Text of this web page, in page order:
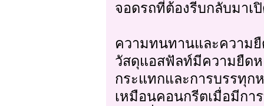
จอดรถที่ต้องรีบกลับมาเ
ความทนทานและความ
วัสดุแอสฟัลท์มีความยืด
กระแทกและการบรรทุก
เหมือนคอนกรีตเมื่อมีกา